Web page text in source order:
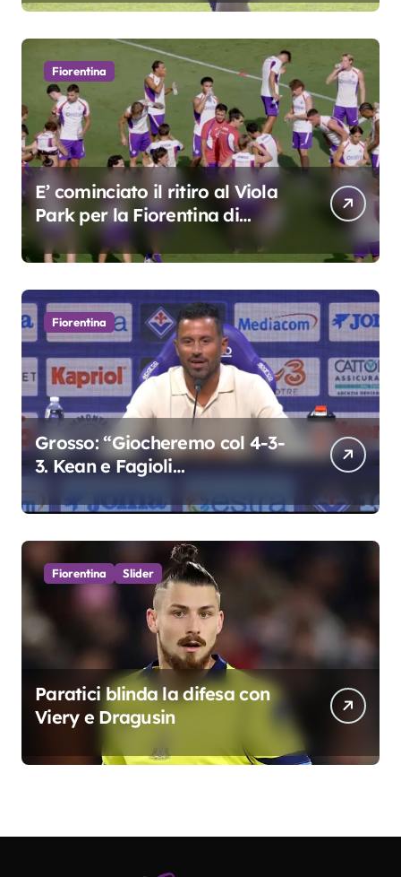
Fiorentina
E’ cominciato il ritiro al Viola
Park per la Fiorentina di
Grosso
Fiorentina
Grosso: “Giocheremo col 4-3-
3. Kean e Fagioli
colpo”
Fiorentina Slider
Paratici blinda la difesa con
Viery e Dragusin